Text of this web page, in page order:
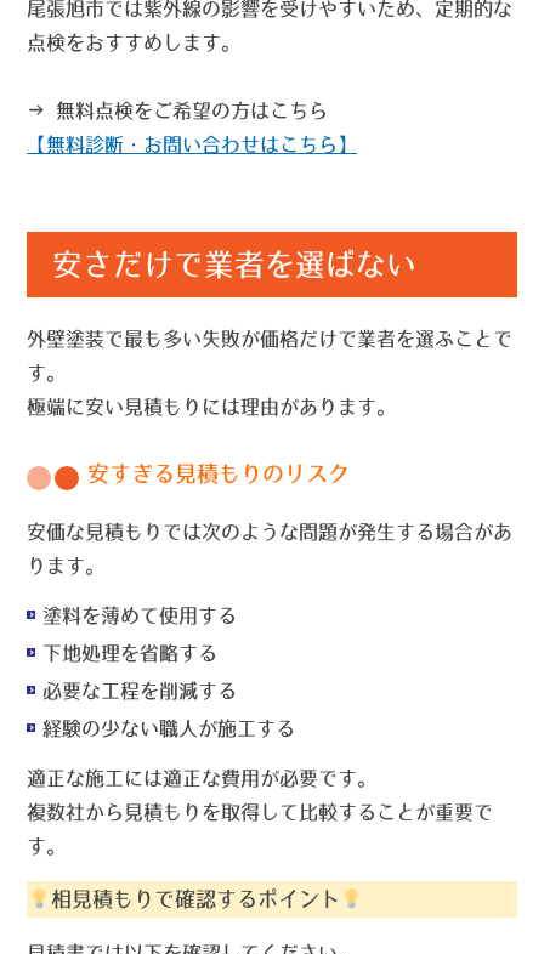
尾張旭市では紫外線の影響を受けやすいため、定期的な
点検をおすすめします。
→ 無料点検をご希望の方はこちら
【無料診断・お問い合わせはこちら】
安さだけで業者を選ばない
外壁塗装で最も多い失敗が価格だけで業者を選ぶことで
す。
極端に安い見積もりには理由があります。
安すぎる見積もりのリスク
安価な見積もりでは次のような問題が発生する場合があ
ります。
塗料を薄めて使用する
下地処理を省略する
必要な工程を削減する
経験の少ない職人が施工する
適正な施工には適正な費用が必要です。
複数社から見積もりを取得して比較することが重要で
す。
相見積もりで確認するポイント